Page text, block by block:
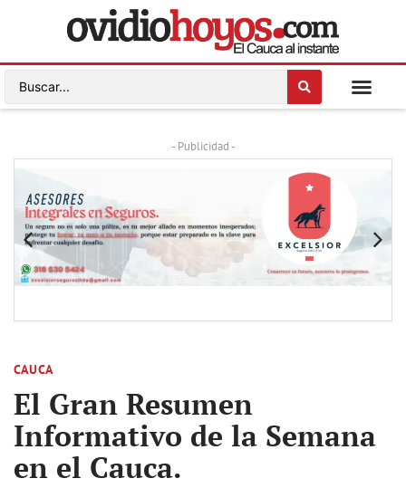
- Publicidad -
CAUCA
El Gran Resumen
Informativo de la Semana
en el Cauca.